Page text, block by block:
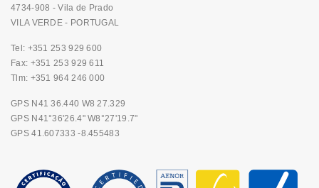
4734-908 - Vila de Prado
VILA VERDE - PORTUGAL
Tel: +351 253 929 600
Fax: +351 253 929 611
Tlm: +351 964 246 000
GPS N41 36.440 W8 27.329
GPS N41°36'26.4" W8°27'19.7"
GPS 41.607333 -8.455483